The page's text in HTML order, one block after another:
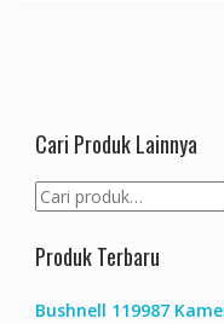
Cari Produk Lainnya
Pencarian
untuk:
Produk Terbaru
Bushnell 119987